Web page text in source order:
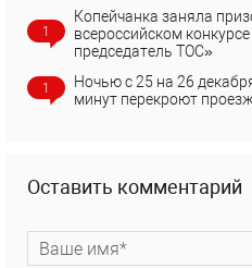
1
Копейчанка заняла
всероссийском
председатель ТОС»
1
Ночью с 25 на 26
минут перекроют
Оставить комментарий